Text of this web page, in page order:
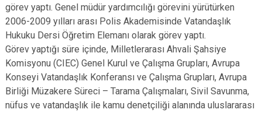
görev yaptı. Genel müdür yardımcılığı görevini yürütürken
2006-2009 yılları arası Polis Akademisinde Vatandaşlık
Hukuku Dersi Öğretim Elemanı olarak görev yaptı.
Görev yaptığı süre içinde, Milletlerarası Ahvali Şahsiye
Komisyonu (CIEC) Genel Kurul ve Çalışma Grupları, Avrupa
Konseyi Vatandaşlık Konferansı ve Çalışma Grupları, Avrupa
Birliği Müzakere Süreci – Tarama Çalışmaları, Sivil Savunma,
nüfus ve vatandaşlık ile kamu denetçiliği alanında uluslararası